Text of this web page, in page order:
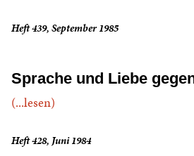
Heft 439, September 1985
Sprache und Liebe
(...lesen)
Heft 428, Juni 1984